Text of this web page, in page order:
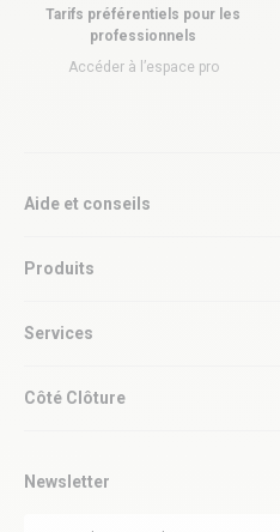
Tarifs préférentiels pour les
professionnels
Accéder à l’espace pro
Aide et conseils
Produits
Services
Côté Clôture
Newsletter